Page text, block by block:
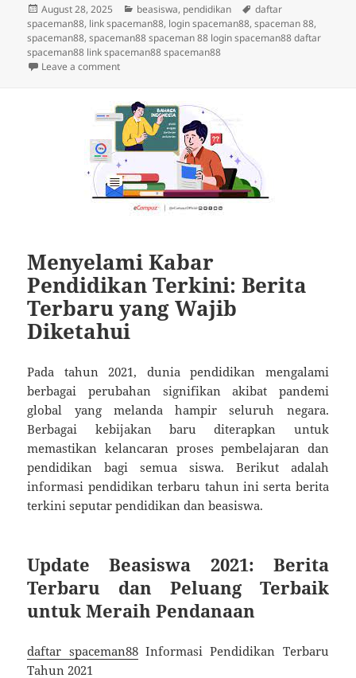
Posted
on
August 28, 2025 Categories
beasiswa, pendidikan Tags
daftar
spaceman88, link spaceman88, login spaceman88,spaceman 88,
spaceman88,spaceman88 spaceman 88 login spaceman88 daftar
spaceman88 link spaceman88 spaceman88
Leave a commenton Tips Sukses Mendapatkan Beasiswa untuk Masa
Menyelami Kabar
Pendidikan Terkini: Berita
Terbaru yang Wajib
Diketahui
Pada tahun 2021, dunia pendidikan mengalami
berbagai perubahan signifikan akibat pandemi
global yang melanda hampir seluruh negara.
Berbagai kebijakan baru diterapkan untuk
memastikan kelancaran proses pembelajaran dan
pendidikan bagi semua siswa. Berikut adalah
informasi pendidikan terbaru tahun ini serta berita
terkini seputar pendidikan dan beasiswa.
Update Beasiswa 2021: Berita
Terbaru dan Peluang Terbaik
untuk Meraih Pendanaan
daftar spaceman88Informasi Pendidikan Terbaru
Tahun 2021